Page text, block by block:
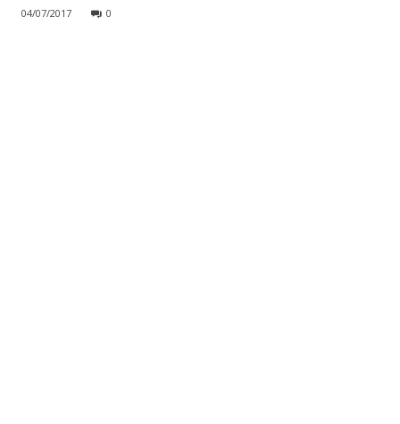
04/07/2017 0